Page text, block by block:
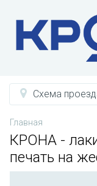
Схема
Главная
КРОНА -
печать на